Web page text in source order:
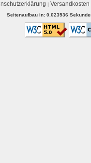
| Versandkosten
Seitenaufbau in: 0.023536